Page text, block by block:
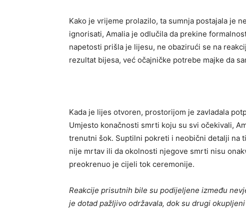
Kako je vrijeme prolazilo, ta sumnja postajala je
ignorisati, Amalia je odlučila da prekine
napetosti prišla je lijesu, ne obazirući se na
rezultat bijesa, već očajničke potrebe majke da
Kada je lijes otvoren, prostorijom je zavladala
Umjesto konačnosti smrti koju su svi očekivali,
trenutni šok. Suptilni pokreti i neobični detalji na
nije mrtav ili da okolnosti njegove smrti nisu
preokrenuo je cijeli tok ceremonije.
Reakcije prisutnih bile su podijeljene između
je dotad pažljivo održavala, dok su drugi